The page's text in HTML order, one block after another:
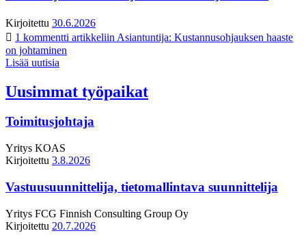
Kirjoitettu 30.6.2026
1 kommentti artikkeliin Asiantuntija: Kustannusohjauksen haaste
on johtaminen
Lisää uutisia
Uusimmat työpaikat
Toimitusjohtaja
Yritys KOAS
Kirjoitettu 3.8.2026
Vastuusuunnittelija, tietomallintava suunnittelija
Yritys FCG Finnish Consulting Group Oy
Kirjoitettu 20.7.2026